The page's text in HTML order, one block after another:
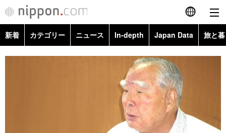
English
简体字
繁體字
Français
新着 カテゴリー ニュース In-depth Japan Data 旅と
政治・外交 Topics